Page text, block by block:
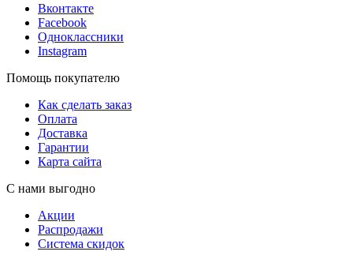
Вконтакте
Facebook
Одноклассники
Instagram
Помощь покупателю
Как сделать заказ
Оплата
Доставка
Гарантии
Карта сайта
С нами выгодно
Акции
Распродажи
Система скидок